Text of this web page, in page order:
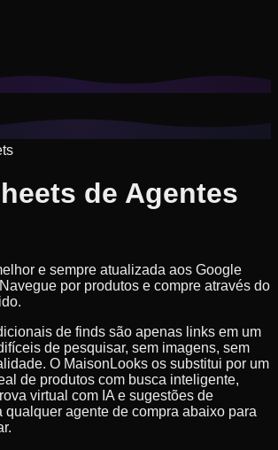
de Agentes
e sempre atualizada aos Google
por produtos e compre através do
de finds são apenas links em um
de pesquisar, sem imagens, sem
O MaisonLooks os substitui por um
de produtos com busca inteligente,
virtual com IA e sugestões de
qualquer agente de compra abaixo para